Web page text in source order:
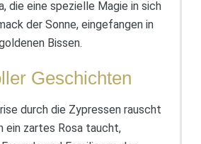
die eine spezielle Magie in sich
der Sonne, eingefangen in
Bissen.
Geschichten
durch die Zypressen rauscht
ein zartes Rosa taucht,